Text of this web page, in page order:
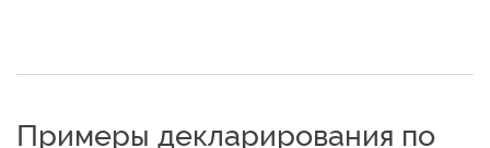
Примеры декларирования по